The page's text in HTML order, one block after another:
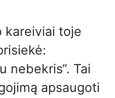
kareiviai toje
nebekris“. Tai
apsaugoti